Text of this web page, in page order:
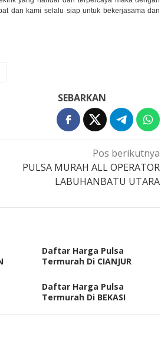
dan kami selalu siap untuk bekerjasama dan
SEBARKAN
Pos berikutnya
PULSA MURAH ALL OPERATOR
LABUHANBATU UTARA
Daftar Harga Pulsa
Termurah Di CIANJUR
Daftar Harga Pulsa
Termurah Di BEKASI